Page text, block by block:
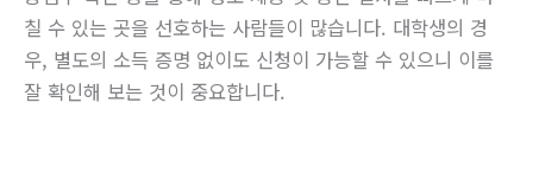
칠 수 있는 곳을 선호하는 사람들이 많습니다. 대학생의 경
우, 별도의 소득 증명 없이도 신청이 가능할 수 있으니 이를
잘 확인해 보는 것이 중요합니다.